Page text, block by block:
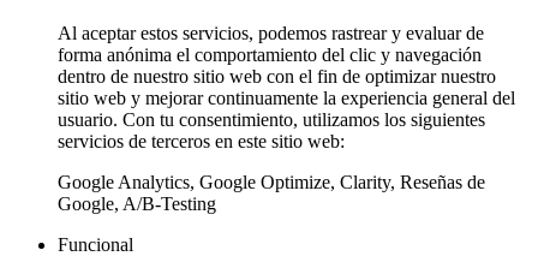
Al aceptar estos servicios, podemos rastrear y evaluar de
forma anónima el comportamiento del clic y navegación
dentro de nuestro sitio web con el fin de optimizar nuestro
sitio web y mejorar continuamente la experiencia general del
usuario. Con tu consentimiento, utilizamos los siguientes
servicios de terceros en este sitio web:
Google Analytics, Google Optimize, Clarity, Reseñas de
Google, A/B-Testing
Funcional